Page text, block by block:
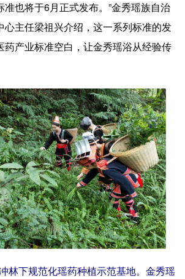
也将于6月正式发布。”金秀瑶族自治
心主任梁祖兴介绍，这一系列标准的发
药产业标准空白，让金秀瑶浴从经验传
林下规范化瑶药种植示范基地。金秀瑶